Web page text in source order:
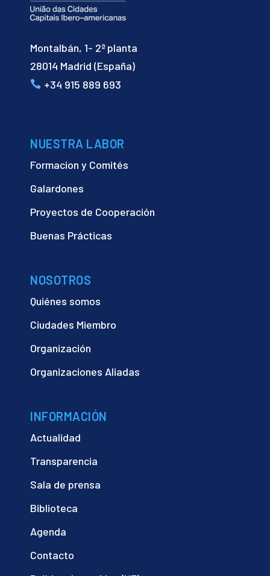
Montalbán, 1- 2ª planta
28014 Madrid (España)
+34 915 889 693
NUESTRA LABOR
Formacion y Comités
Galardones
Proyectos de Cooperación
Buenas Prácticas
NOSOTROS
Quiénes somos
Ciudades Miembro
Organización
Organizaciones Aliadas
INFORMACIÓN
Actualidad
Transparencia
Sala de prensa
Biblioteca
Agenda
Contacto